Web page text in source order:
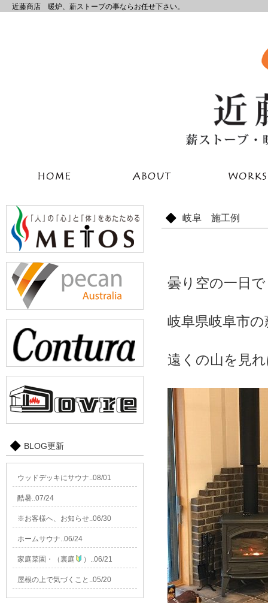
近藤商店 暖炉、薪ストーブの事ならお任せ下さい。
岐阜 施工例
曇り空の一日
岐阜県岐阜市
遠くの山を見
BLOG更新
ウッドデッキにサウナ..08/01
酷暑..07/24
※お客様へ、お知らせ..06/30
ホームサウナ..06/24
家庭菜園・（裏庭 ）..06/21
屋根の上で気づくこと..05/20